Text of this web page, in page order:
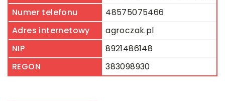
Numer telefonu
48575075466
Adres internetowy
agroczak.pl
NIP
8921486148
REGON
383098930